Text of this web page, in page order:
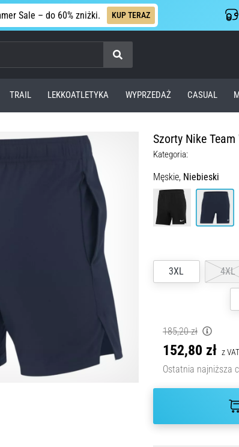
Sale – do 60% zniżki. KUP TERAZ
Szukaj
TRAIL LEKKOATLETYKA WYPRZEDAŻ CASUAL
Szorty Nike
Kategoria:
Męskie, Niebieski
3XL 4XL
185,20 zł
152,80 zł z VAT
Ostatnia najniższa